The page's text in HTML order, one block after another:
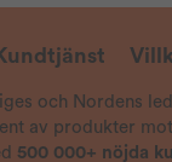
och Nordens
av produkter
500 000+ nöjda